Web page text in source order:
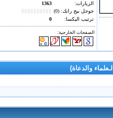
الزيارات:
1363
جوجل بيج رانك: (0)
ترتيب اليكسا:
0
الصفحات الخارجية:
والدعاة)